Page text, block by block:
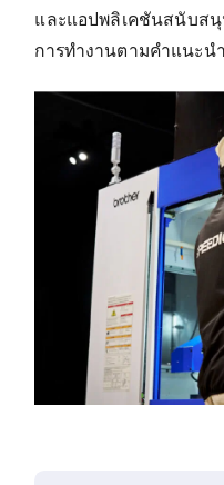
และแอปพลิเคชันสนับส
การทำงานตามคำแนะ